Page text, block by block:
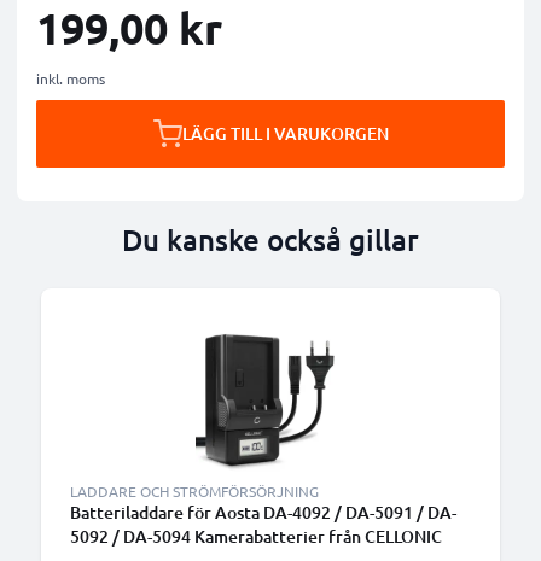
199,00 kr
inkl. moms
LÄGG TILL I VARUKORGEN
Du kanske också gillar
LADDARE OCH STRÖMFÖRSÖRJNING
Batteriladdare för Aosta DA-4092 / DA-5091 / DA-
5092 / DA-5094 Kamerabatterier från CELLONIC